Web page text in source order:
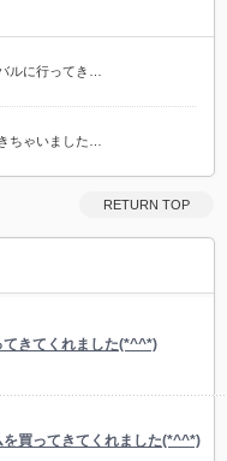
ルに行ってき…
ちゃいました…
RETURN TOP
てきてくれました(*^^*)
買ってきてくれました(*^^*)